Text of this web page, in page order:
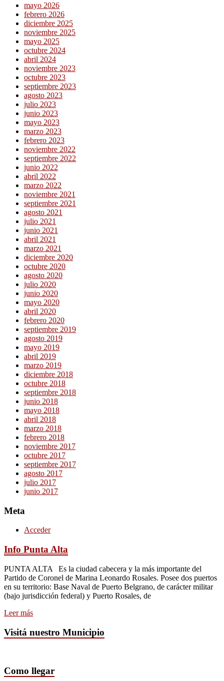
mayo 2026
febrero 2026
diciembre 2025
noviembre 2025
mayo 2025
octubre 2024
abril 2024
noviembre 2023
octubre 2023
septiembre 2023
agosto 2023
julio 2023
junio 2023
mayo 2023
marzo 2023
febrero 2023
noviembre 2022
septiembre 2022
junio 2022
abril 2022
marzo 2022
noviembre 2021
septiembre 2021
agosto 2021
julio 2021
junio 2021
abril 2021
marzo 2021
diciembre 2020
octubre 2020
agosto 2020
julio 2020
junio 2020
mayo 2020
abril 2020
febrero 2020
septiembre 2019
agosto 2019
mayo 2019
abril 2019
marzo 2019
diciembre 2018
octubre 2018
septiembre 2018
junio 2018
mayo 2018
abril 2018
marzo 2018
febrero 2018
noviembre 2017
octubre 2017
septiembre 2017
agosto 2017
julio 2017
junio 2017
Meta
Acceder
Info Punta Alta
PUNTA ALTA Es la ciudad cabecera y la más importante del
Partido de Coronel de Marina Leonardo Rosales. Posee dos puertos
en su territorio: Base Naval de Puerto Belgrano, de carácter militar
(bajo jurisdicción federal) y Puerto Rosales, de
Leer más
Visitá nuestro Municipio
Como llegar